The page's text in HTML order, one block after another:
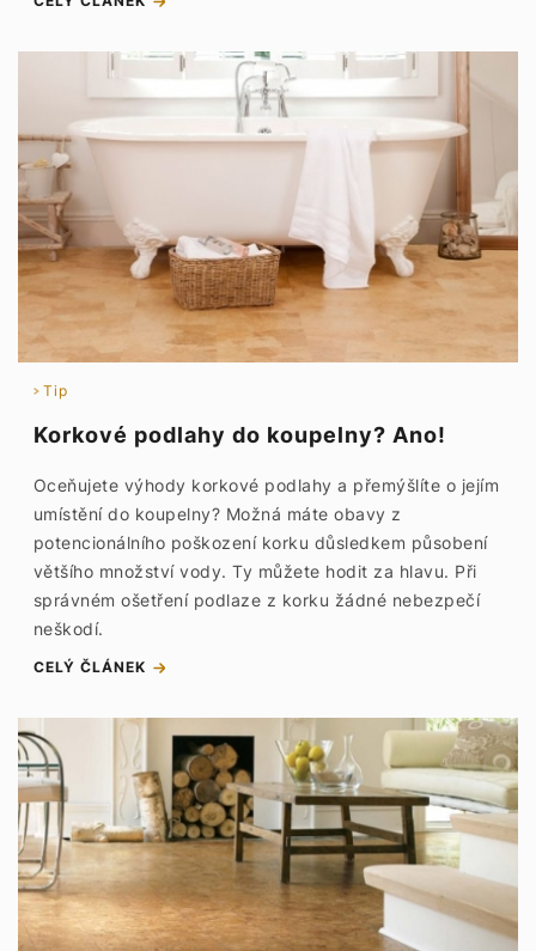
Tip
Korkové podlahy do koupelny? Ano!
Oceňujete výhody korkové podlahy a přemýšlíte o jejím
umístění do koupelny? Možná máte obavy z
potencionálního poškození korku důsledkem působení
většího množství vody. Ty můžete hodit za hlavu. Při
správném ošetření podlaze z korku žádné nebezpečí
neškodí.
CELÝ ČLÁNEK